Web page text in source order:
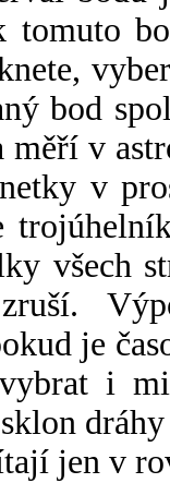
bod
měří v
v
všech
je
i
jen v